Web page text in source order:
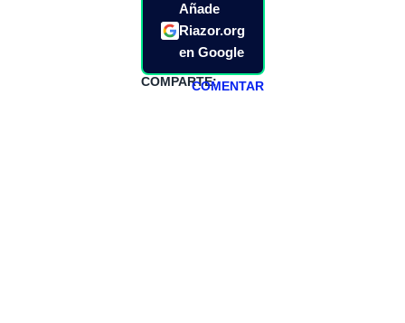
Añade
Riazor.org
en Google
COMPARTE:COMENTAR